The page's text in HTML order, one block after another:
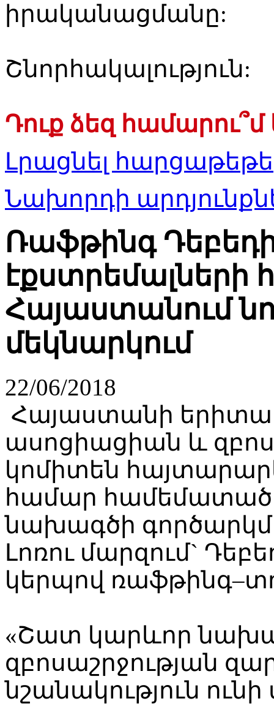
իրականացմանը:
Շնորհակալություն:
Դուք ձեզ
Լրացնել
Նախորդի
Ռաֆթինգ
էքստրեմալների
Հայաստանում
մեկնարկում
22/06/2018
Հայաստանի
ասոցիացիան և
կոմիտեն
համար համեմատած
նախագծի
Լոռու մարզում`
կերպով
«Շատ կարևոր
զբոսաշրջության
նշանակություն